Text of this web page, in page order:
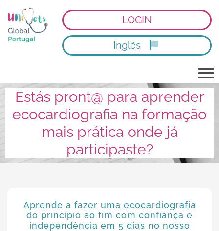
LOGIN
Inglês
Estás pront@ para aprender
ecocardiografia na formação
mais prática onde já
participaste?
Aprende a fazer uma ecocardiografia
do princípio ao fim com confiança e
independência em 5 dias no nosso